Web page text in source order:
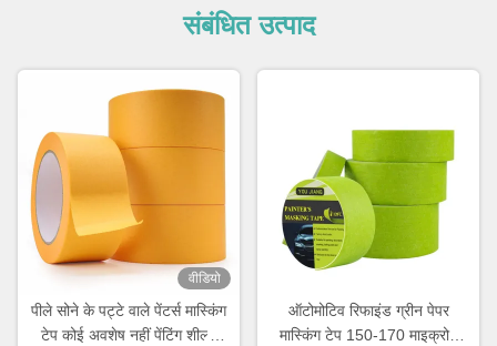
संबंधित उत्पाद
वीडियो
पीले सोने के पट्टे वाले पेंटर्स मास्किंग
टेप कोई अवशेष नहीं पेंटिंग शील्ड
ऑटोमोटिव रिफाइंड ग्रीन पेपर
मास्किंग टेप 150-170 माइक्रोन